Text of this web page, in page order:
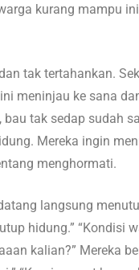
kurang mampu
tak tertahankan.
meninjau ke sana
tak sedap sudah
Mereka ingin
menghormati.
langsung
hidung.” “Kondisi
kalian?” Mereka